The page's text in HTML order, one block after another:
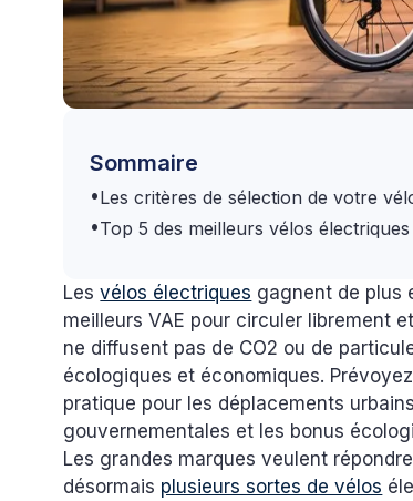
Sommaire
•Les critères de sélection de votre
•Top 5 des meilleurs vélos
Lesvélos électriques gagnent de plus
meilleurs VAE pour circuler librement
ne diffusent pas de CO2 ou de
écologiques et économiques.
pratique pour les déplacements
gouvernementales et les bonus
Les grandes marques veulent
désormais plusieurs sortes de vélos